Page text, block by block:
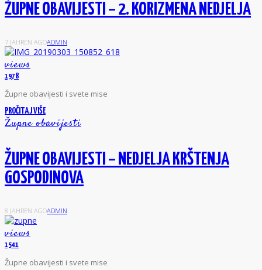
ŽUPNE OBAVIJESTI – 2. KORIZMENA NEDJELJA
7 JAHREN AGOADMIN
views
1978
Župne obavijesti i svete mise
PROČITAJ VIŠE
Župne obavijesti
ŽUPNE OBAVIJESTI – NEDJELJA KRŠTENJA
GOSPODINOVA
8 JAHREN AGOADMIN
views
1541
Župne obavijesti i svete mise